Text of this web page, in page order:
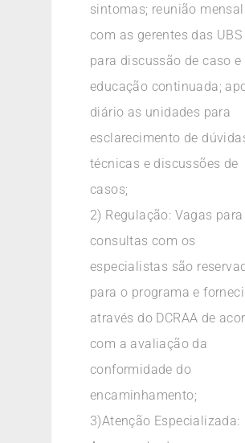
sintomas; reunião mensal
com as gerentes das UBS
para discussão de caso e
educação continuada;
diário as unidades para
esclarecimento de
técnicas e discussões de
casos;
2) Regulação: Vagas para
consultas com os
especialistas são
para o programa e
através do DCRAA de
com a avaliação da
conformidade do
encaminhamento;
3)Atenção Especializada: